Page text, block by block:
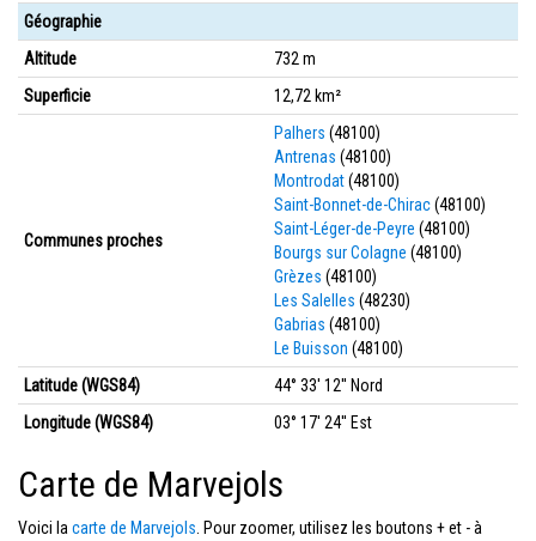
Géographie
Altitude
732 m
Superficie
12,72 km²
Communes proches
Palhers (48100)
Antrenas (48100)
Montrodat(48100)
Saint-Bonnet-de-Chirac(48100)
Saint-Léger-de-Peyre (48100)
Bourgs sur Colagne (48100)
Grèzes (48100)
Les Salelles (48230)
Gabrias (48100)
Le Buisson (48100)
Latitude (WGS84)
44° 33' 12'' Nord
Longitude (WGS84)
03° 17' 24'' Est
Carte de Marvejols
Voici la carte de Marvejols . Pour zoomer, utilisez les boutons + et - à